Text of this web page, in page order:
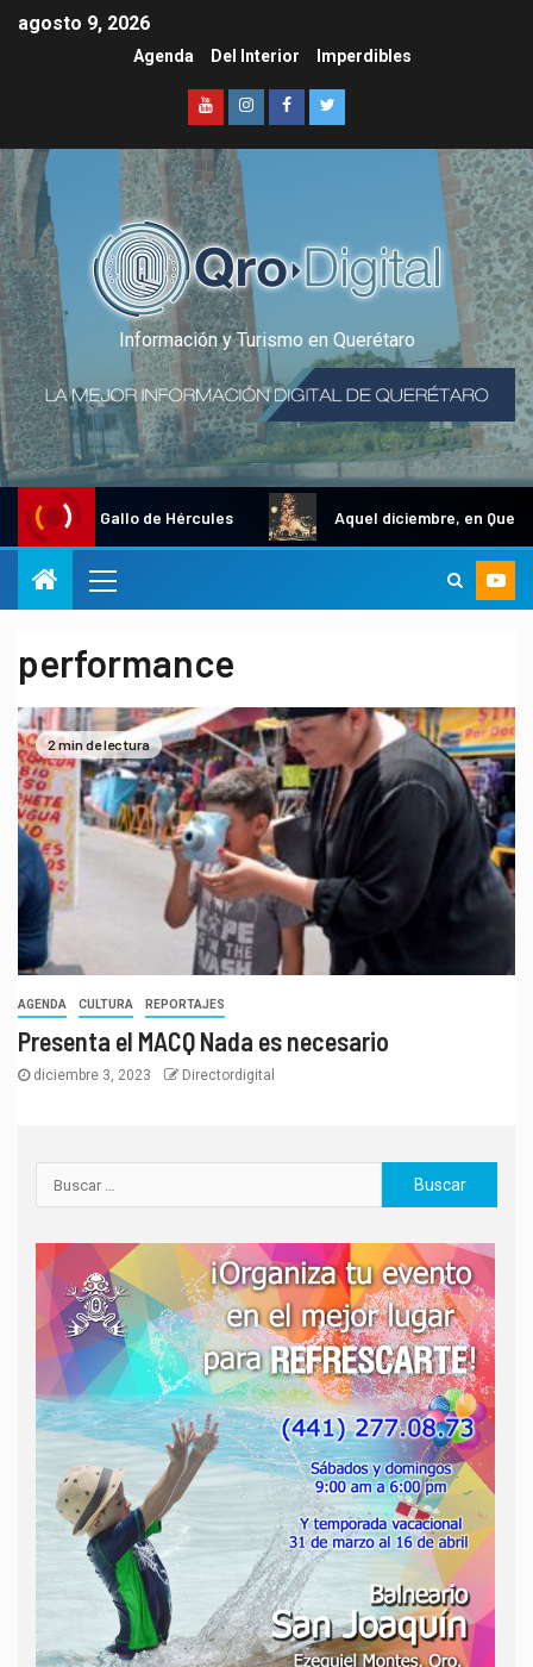
agosto 9, 2026
Agenda Del Interior Imperdibles
Información y Turismo en Querétaro
Gallo de Hércules Aquel diciembre, en
performance
2 min de lectura
AGENDA CULTURA REPORTAJES
Presenta el MACQ Nada es necesario
diciembre 3, 2023 Directordigital